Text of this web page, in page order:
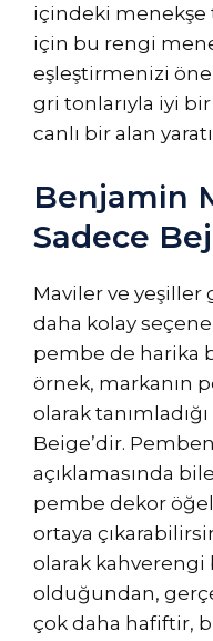
içindeki menekşe
için bu rengi
eşleştirmenizi
gri tonlarıyla iyi
canlı bir alan
Benjamin
Sadece Bej
Maviler ve
daha kolay
pembe de harika
örnek, markanın
olarak
Beige’dir.
açıklamasında
pembe dekor
ortaya
olarak kahverengi
olduğundan,
çok daha hafiftir,